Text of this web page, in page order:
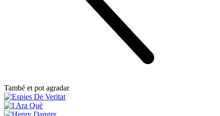
També et pot agradar